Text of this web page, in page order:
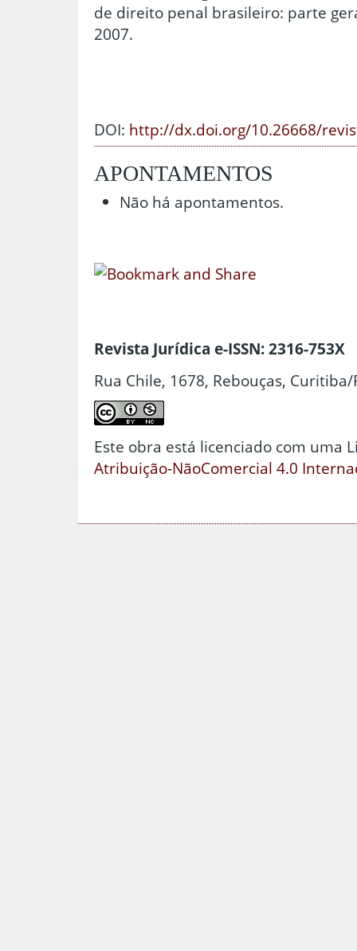
de direito penal brasileiro: parte
2007.
DOI: http://dx.doi.org/10.26668/
APONTAMENTOS
Não há apontamentos.
Revista Jurídica e-ISSN: 2316-753X
Rua Chile, 1678, Rebouças, Curitiba/
Este obra está licenciado com uma
Atribuição-NãoComercial 4.0